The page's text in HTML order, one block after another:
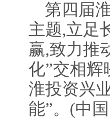
第四届
主题,立足
赢,致力推
化”交相辉
淮投资兴
能”。(中